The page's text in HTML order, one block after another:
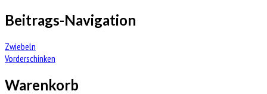
Beitrags-Navigation
Zwiebeln
Vorderschinken
Warenkorb